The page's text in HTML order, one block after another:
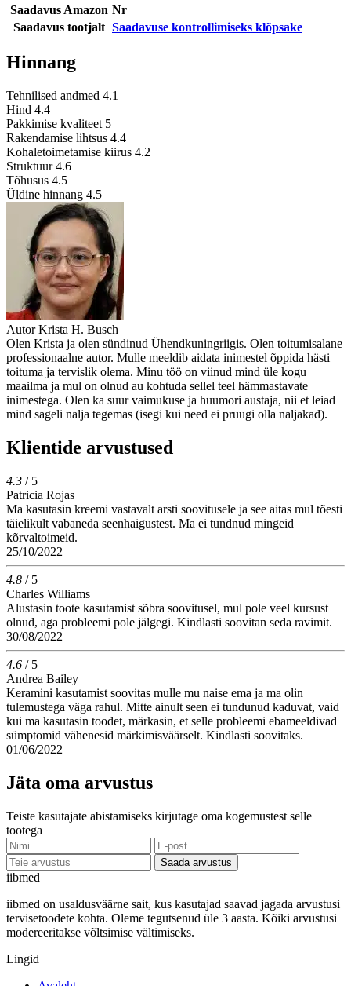
Saadavus Amazon Nr
Saadavus tootjalt Saadavuse kontrollimiseks klõpsake
Hinnang
Tehnilised andmed 4.1
Hind 4.4
Pakkimise kvaliteet 5
Rakendamise lihtsus 4.4
Kohaletoimetamise kiirus 4.2
Struktuur 4.6
Tõhusus 4.5
Üldine hinnang 4.5
Autor Krista H. Busch
Olen Krista ja olen sündinud Ühendkuningriigis. Olen toitumisalane
professionaalne autor. Mulle meeldib aidata inimestel õppida hästi
toituma ja tervislik olema. Minu töö on viinud mind üle kogu
maailma ja mul on olnud au kohtuda sellel teel hämmastavate
inimestega. Olen ka suur vaimukuse ja huumori austaja, nii et leiad
mind sageli nalja tegemas (isegi kui need ei pruugi olla naljakad).
Klientide arvustused
4.3 / 5
Patricia Rojas
Ma kasutasin kreemi vastavalt arsti soovitusele ja see aitas mul tõesti
täielikult vabaneda seenhaigustest. Ma ei tundnud mingeid
kõrvaltoimeid.
25/10/2022
4.8 / 5
Charles Williams
Alustasin toote kasutamist sõbra soovitusel, mul pole veel kursust
olnud, aga probleemi pole jälgegi. Kindlasti soovitan seda ravimit.
30/08/2022
4.6 / 5
Andrea Bailey
Keramini kasutamist soovitas mulle mu naise ema ja ma olin
tulemustega väga rahul. Mitte ainult seen ei tundunud kaduvat, vaid
kui ma kasutasin toodet, märkasin, et selle probleemi ebameeldivad
sümptomid vähenesid märkimisväärselt. Kindlasti soovitaks.
01/06/2022
Jäta oma arvustus
Teiste kasutajate abistamiseks kirjutage oma kogemustest selle
tootega
Saada arvustus
iibmed
iibmed on usaldusväärne sait, kus kasutajad saavad jagada arvustusi
tervisetoodete kohta. Oleme tegutsenud üle 3 aasta. Kõiki arvustusi
modereeritakse võltsimise vältimiseks.
Lingid